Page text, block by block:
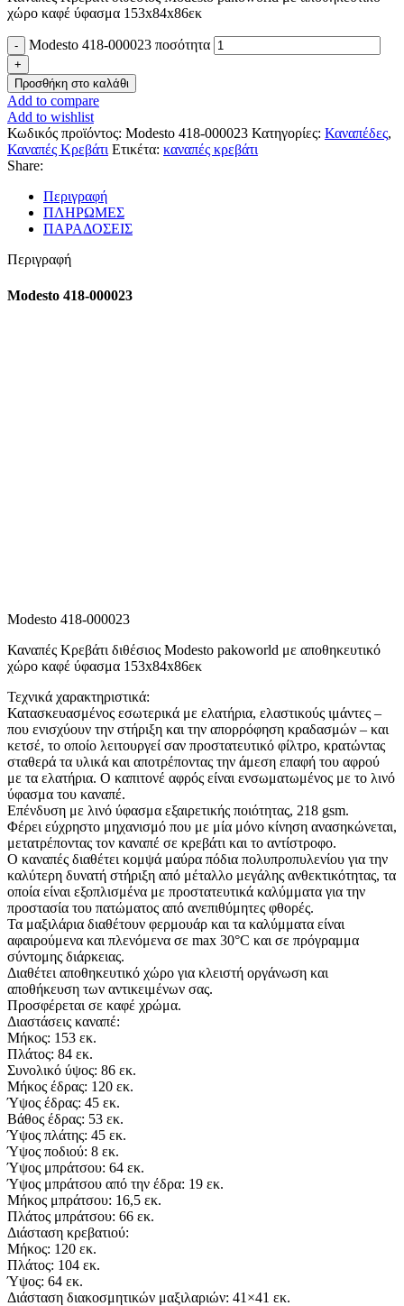
χώρο καφέ ύφασμα 153x84x86εκ
Modesto 418-000023 ποσότητα
Προσθήκη στο καλάθι
Add to compare
Add to wishlist
Κωδικός προϊόντος: Modesto 418-000023 Κατηγορίες: Καναπέδες,
Καναπές Κρεβάτι Ετικέτα: καναπές κρεβάτι
Share:
Περιγραφή
ΠΛΗΡΩΜΕΣ
ΠΑΡΑΔΟΣΕΙΣ
Περιγραφή
Modesto 418-000023
Modesto 418-000023
Καναπές Κρεβάτι διθέσιος Modesto pakoworld με αποθηκευτικό
χώρο καφέ ύφασμα 153x84x86εκ
Τεχνικά χαρακτηριστικά:
Κατασκευασμένος εσωτερικά με ελατήρια, ελαστικούς ιμάντες –
που ενισχύουν την στήριξη και την απορρόφηση κραδασμών – και
κετσέ, το οποίο λειτουργεί σαν προστατευτικό φίλτρο, κρατώντας
σταθερά τα υλικά και αποτρέποντας την άμεση επαφή του αφρού
με τα ελατήρια. Ο καπιτονέ αφρός είναι ενσωματωμένος με το λινό
ύφασμα του καναπέ.
Επένδυση με λινό ύφασμα εξαιρετικής ποιότητας, 218 gsm.
Φέρει εύχρηστο μηχανισμό που με μία μόνο κίνηση ανασηκώνεται,
μετατρέποντας τον καναπέ σε κρεβάτι και το αντίστροφο.
Ο καναπές διαθέτει κομψά μαύρα πόδια πολυπροπυλενίου για την
καλύτερη δυνατή στήριξη από μέταλλο μεγάλης ανθεκτικότητας, τα
οποία είναι εξοπλισμένα με προστατευτικά καλύμματα για την
προστασία του πατώματος από ανεπιθύμητες φθορές.
Τα μαξιλάρια διαθέτουν φερμουάρ και τα καλύμματα είναι
αφαιρούμενα και πλενόμενα σε max 30°C και σε πρόγραμμα
σύντομης διάρκειας.
Διαθέτει αποθηκευτικό χώρο για κλειστή οργάνωση και
αποθήκευση των αντικειμένων σας.
Προσφέρεται σε καφέ χρώμα.
Διαστάσεις καναπέ:
Μήκος: 153 εκ.
Πλάτος: 84 εκ.
Συνολικό ύψος: 86 εκ.
Μήκος έδρας: 120 εκ.
Ύψος έδρας: 45 εκ.
Βάθος έδρας: 53 εκ.
Ύψος πλάτης: 45 εκ.
Ύψος ποδιού: 8 εκ.
Ύψος μπράτσου: 64 εκ.
Ύψος μπράτσου από την έδρα: 19 εκ.
Μήκος μπράτσου: 16,5 εκ.
Πλάτος μπράτσου: 66 εκ.
Διάσταση κρεβατιού:
Μήκος: 120 εκ.
Πλάτος: 104 εκ.
Ύψος: 64 εκ.
Διάσταση διακοσμητικών μαξιλαριών: 41×41 εκ.